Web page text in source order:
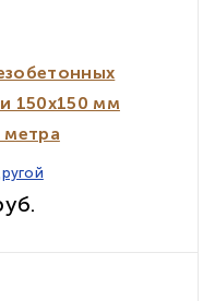
150х150 мм
метра